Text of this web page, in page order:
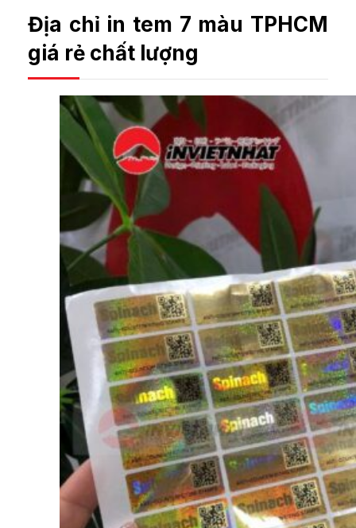
Địa chỉ in tem 7 màu TPHCM
giá rẻ chất lượng